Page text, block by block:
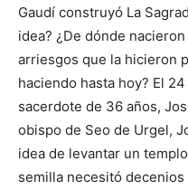
Gaudí construyó La
idea? ¿De dónde
arriesgos que la hicieron
haciendo hasta hoy? El
sacerdote de 36 años,
obispo de Seo de Urgel,
idea de levantar un
semilla necesitó